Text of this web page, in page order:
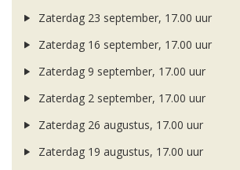
Zaterdag 23 september, 17.00 uur
Zaterdag 16 september, 17.00 uur
Zaterdag 9 september, 17.00 uur
Zaterdag 2 september, 17.00 uur
Zaterdag 26 augustus, 17.00 uur
Zaterdag 19 augustus, 17.00 uur